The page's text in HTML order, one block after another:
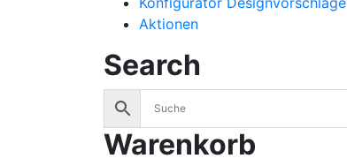
Aktionen
Search
Warenkorb